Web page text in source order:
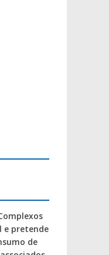
e pretende
de